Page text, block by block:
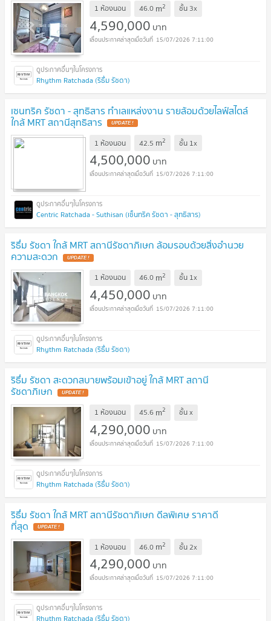
1 ห้องนอน 46.0 m2 ชั้น 3x
4,590,000 บาท
15/07/2026 7:11:00
Rhythm Ratchada (ริธึ่ม รัชดา)
เซนทริค รัชดา - สุทธิสาร ทำเลแหล่งงาน รายล้อมด้วยไลฟ์สไตล์
ใกล้ MRT สถานีสุทธิสาร UPDATE !
1 ห้องนอน 42.5 m2 ชั้น 1x
4,500,000 บาท
15/07/2026 7:11:00
Centric Ratchada - Suthisan (เซ็นทริค รัชดา - สุทธิสาร)
ริธึ่ม รัชดา ใกล้ MRT สถานีรัชดาภิเษก ล้อมรอบด้วยสิ่งอำนวย
ความสะดวก UPDATE !
1 ห้องนอน 46.0 m2 ชั้น 1x
4,450,000 บาท
15/07/2026 7:11:00
Rhythm Ratchada (ริธึ่ม รัชดา)
ริธึ่ม รัชดา สะดวกสบายพร้อมเข้าอยู่ ใกล้ MRT สถานี
รัชดาภิเษก UPDATE !
1 ห้องนอน 45.6 m2 ชั้นx
4,290,000 บาท
15/07/2026 7:11:00
Rhythm Ratchada (ริธึ่ม รัชดา)
ริธึ่ม รัชดา ใกล้ MRT สถานีรัชดาภิเษก ดีลพิเศษ ราคาดี
ที่สุด UPDATE !
1 ห้องนอน 46.0 m2 ชั้น2x
4,290,000 บาท
15/07/2026 7:11:00
Rhythm Ratchada (ริธึ่ม รัชดา)